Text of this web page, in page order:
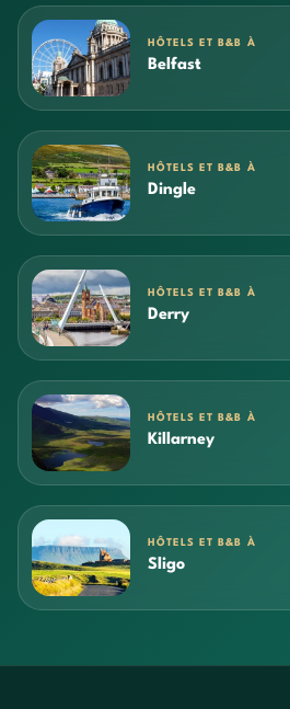
HÔTELS ET B&B À
Belfast
HÔTELS ET B&B À
Dingle
HÔTELS ET B&B À
Derry
HÔTELS ET B&B À
Killarney
HÔTELS ET B&B À
Sligo